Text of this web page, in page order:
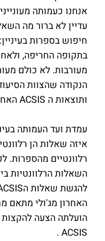
אנחנו כעמותה
עדיין לא ברור מה
מעורבות. לא כולם
הנקודה שהצוות
ותוצאות ה ACSIS האחרון.
עמדת ועד העמותה
רלוונטיים מהספרות.
השאלות הרלוונטיות
הועלתה הצעה להקצות
ACSIS .